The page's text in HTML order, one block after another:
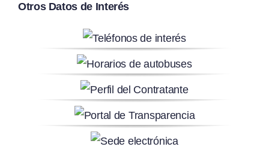
Otros Datos de Interés